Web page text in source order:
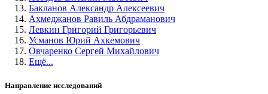
Бакланов Александр Алексеевич
Ахмеджанов Равиль Абдраманович
Левкин Григорий Григорьевич
Усманов Юрий Ахкемович
Овчаренко Сергей Михайлович
Ещё...
Направление исследований